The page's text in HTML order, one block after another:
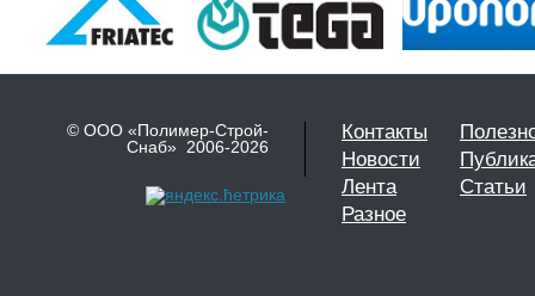
© ООО «Полимер-Строй-
Снаб» 2006-2026
Контакты
Новости
Лента
Статьи
Разное